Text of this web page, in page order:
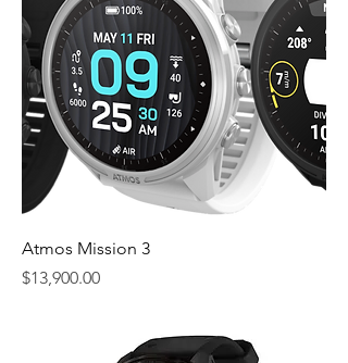
Atmos Mission 3
價格
$13,900.00